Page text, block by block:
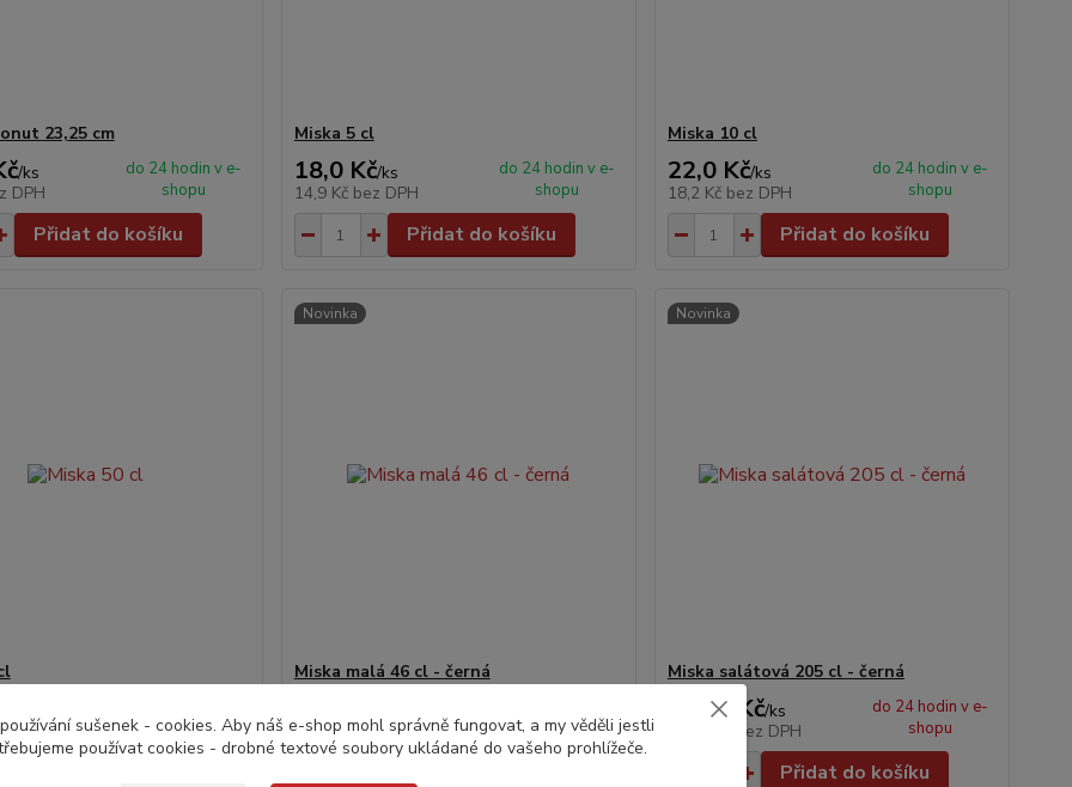
23,25 cm
/ks
DPH
do 24 hodin v e-
shopu
Přidat do košíku
Miska 5 cl
18,0 Kč/ks
14,9 Kč bez DPH
do 24 hodin v e-
shopu
Přidat do košíku
Miska 10 cl
22,0 Kč/ks
18,2 Kč bez DPH
do 24 hodin v e-
shopu
Přidat do košíku
DPH
shopu
Novinka
Miska malá 46 cl - černá
101,7 Kčbez DPH
shopu
Novinka
Miska salátová 205 cl - černá
198,0 Kč/ks
bez DPH
do 24 hodin v e-
shopu
Přidat do košíku
sušenek - cookies. Aby náš e-shop mohl správně fungovat, a my věděli jestli
používat cookies - drobné textové soubory ukládané do vašeho prohlížeče.